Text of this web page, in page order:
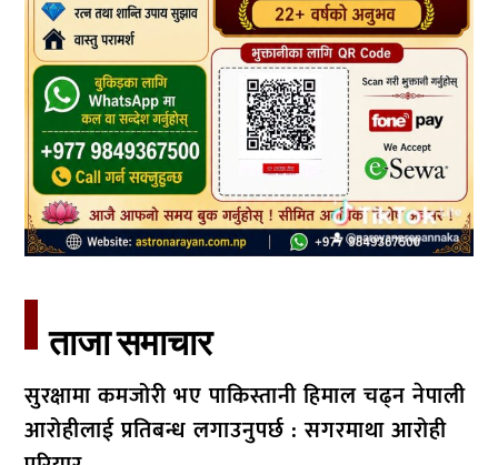
ताजा समाचार​
सुरक्षामा कमजोरी भए पाकिस्तानी हिमाल चढ्न नेपाली
आरोहीलाई प्रतिबन्ध लगाउनुपर्छ : सगरमाथा आरोही